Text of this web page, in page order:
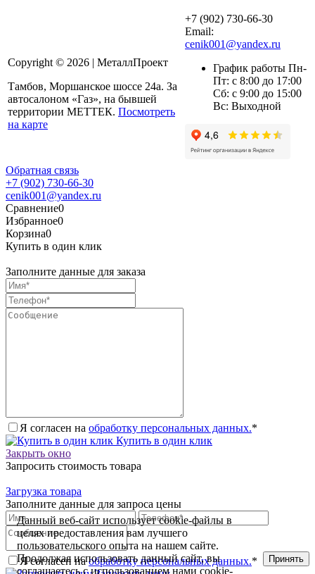
Copyright © 2026 | МеталлПроект
Тамбов, Моршанское шоссе 24а. За
автосалоном «Газ», на бывшей
территории МЕТТЕК. Посмотреть
на карте
+7 (902) 730-66-30
Email:
cenik001@yandex.ru
График работы Пн-
Пт: с 8:00 до 17:00
Сб: с 9:00 до 15:00
Вс: Выходной
Обратная связь
+7 (902) 730-66-30
cenik001@yandex.ru
Сравнение0
Избранное0
Корзина0
Купить в один клик
Заполните данные для заказа
Я согласен на обработку персональных данных.*
Купить в один клик
Закрыть окно
Запросить стоимость товара
Загрузка товара
Заполните данные для запроса цены
Я согласен наобработку персональных данных.*
Данный веб-сайт использует cookie-файлы в
целях предоставления вам лучшего
пользовательского опыта на нашем сайте.
Продолжая использовать данный сайт, вы
соглашаетесь с использованием нами cookie-
Принять